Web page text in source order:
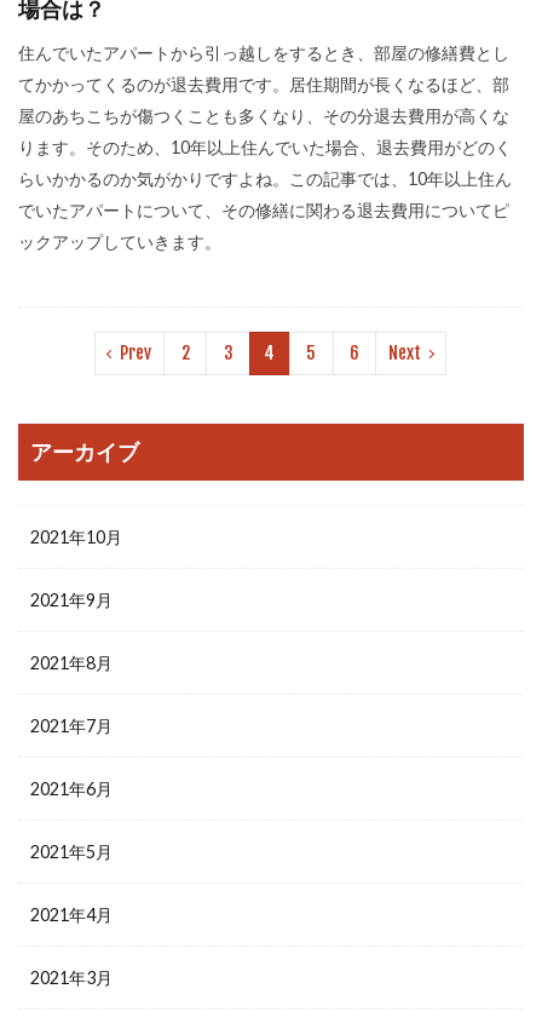
場合は？
住んでいたアパートから引っ越しをするとき、部屋の修繕費とし
てかかってくるのが退去費用です。居住期間が長くなるほど、部
屋のあちこちが傷つくことも多くなり、その分退去費用が高くな
ります。そのため、10年以上住んでいた場合、退去費用がどのく
らいかかるのか気がかりですよね。この記事では、10年以上住ん
でいたアパートについて、その修繕に関わる退去費用についてピ
ックアップしていきます。
Prev 2 3 4 5 6 Next
アーカイブ
2021年10月
2021年9月
2021年8月
2021年7月
2021年6月
2021年5月
2021年4月
2021年3月